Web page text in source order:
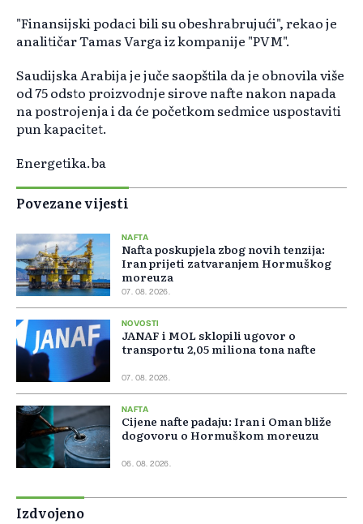
"Finansijski podaci bili su obeshrabrujući", rekao je
analitičar Tamas Varga iz kompanije "PVM".
Saudijska Arabija je juče saopštila da je obnovila više
od 75 odsto proizvodnje sirove nafte nakon napada
na postrojenja i da će početkom sedmice uspostaviti
pun kapacitet.
Energetika.ba
Povezane vijesti
NAFTA
Nafta poskupjela zbog novih tenzija:
Iran prijeti zatvaranjem Hormuškog
moreuza
07. 08. 2026.
NOVOSTI
JANAF i MOL sklopili ugovor o
transportu 2,05 miliona tona nafte
07. 08. 2026.
NAFTA
Cijene nafte padaju: Iran i Oman bliže
dogovoru o Hormuškom moreuzu
06. 08. 2026.
Izdvojeno